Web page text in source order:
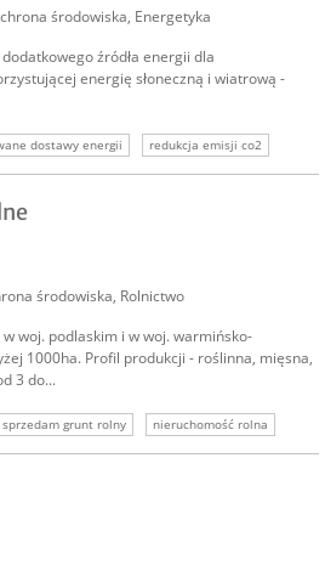
środowiska, Energetyka
źródła energii dla
energię słoneczną i wiatrową -
dostawy energii
redukcja emisji co2
środowiska, Rolnictwo
woj. podlaskim i w woj. warmińsko-
1000ha. Profil produkcji - roślinna, mięsna,
3 do...
sprzedam grunt rolny
nieruchomość rolna
nieruchomości rolne grunty rolne